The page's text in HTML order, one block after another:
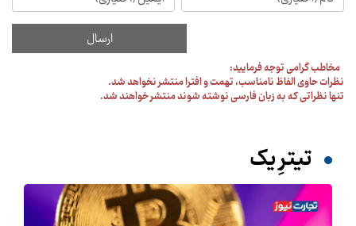
مخاطب گرامی توجه فرمایید:
نظرات حاوی الفاظ نامناسب، تهمت و افترا منتشر نخواهد شد.
تنها نظراتی که به زبان فارسی نوشته شوند منتشر خواهند شد.
تیترِ یک